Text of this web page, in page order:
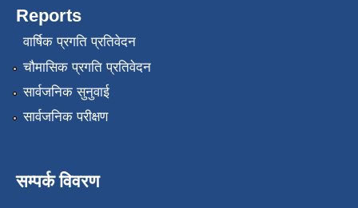
Reports
वार्षिक प्रगति प्रतिवेदन
चौमासिक प्रगति प्रतिवेदन
सार्वजनिक सुनुवाई
सार्वजनिक परीक्षण
सम्पर्क विवरण